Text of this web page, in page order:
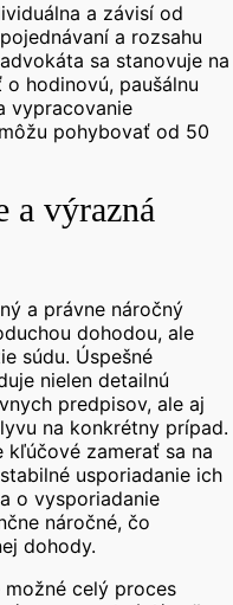
a závisí od
a rozsahu
sa stanovuje na
hodinovú, paušálnu
vypracovanie
pohybovať od 50
a výrazná
a právne náročný
dohodou, ale
súdu. Úspešné
nielen detailnú
predpisov, ale aj
na konkrétny prípad.
kľúčové zamerať sa na
usporiadanie ich
o vysporiadanie
náročné, čo
dohody.
celý proces